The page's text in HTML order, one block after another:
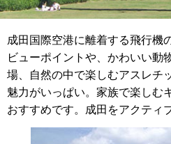
成田国際空港に離着する飛行機
ビューポイントや、かわいい動
場、自然の中で楽しむアスレチ
魅力がいっぱい。家族で楽しむ
おすすめです。成田をアクティ